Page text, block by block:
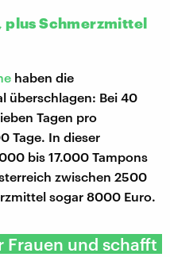
plus Schmerzmittel
haben die
überschlagen: Bei 40
Tagen pro
Tage. In dieser
bis 17.000 Tampons
zwischen 2500
sogar 8000 Euro.
Frauen und schafft